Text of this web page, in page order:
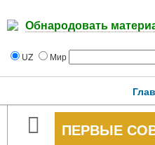
Обнародовать
UZ Мир
ПЕРВЫЕ